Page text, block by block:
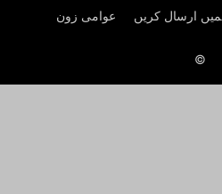
عوامی زون ہمیں ارسال کریں
©